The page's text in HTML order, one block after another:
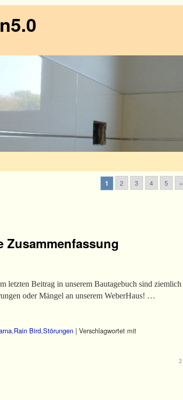
1 2 3 4 5 »
Zusammenfassung
letzten Beitrag in unserem Bautagebuch sind ziemlich
oder Mängel an unserem WeberHaus! …
,Rain Bird,Störungen | Verschlagwortet mit
2